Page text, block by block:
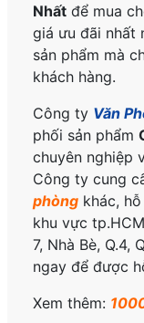
Nhất để mua
giá ưu đãi nhất
sản phẩm mà
khách hàng.
Công ty Văn
phối sản phẩm
chuyên nghiệp
Công ty cung
phòng khác,
khu vực
7, Nhà Bè, Q.4,
ngay để được
Xem thêm: